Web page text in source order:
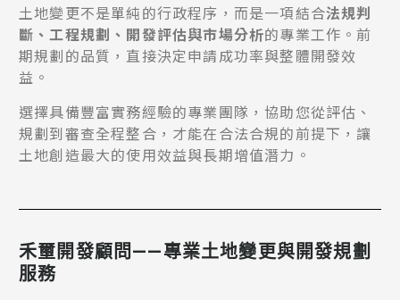
土地變更不是單純的行政程序，而是一項結合法規判
斷、工程規劃、開發評估與市場分析的專業工作。前
期規劃的品質，直接決定申請成功率與整體開發效
益。
選擇具備豐富實務經驗的專業團隊，協助您從評估、
規劃到審查全程整合，才能在合法合規的前提下，讓
土地創造最大的使用效益與長期增值潛力。
禾壐開發顧問——專業土地變更與開發規劃
服務